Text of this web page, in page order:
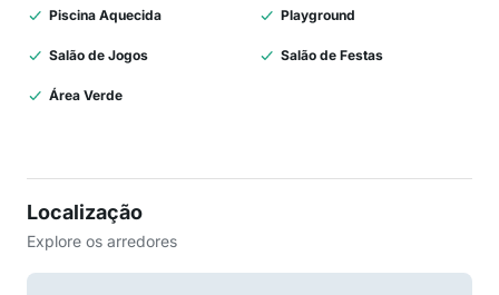
Piscina Aquecida Playground
Salão de Jogos Salão de Festas
Área Verde
Localização
Explore os arredores